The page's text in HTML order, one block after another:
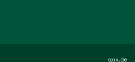
aok.de